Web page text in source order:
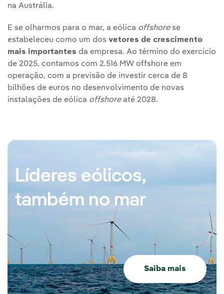
na Austrália.
E se olharmos para o mar, a eólica offshorese
estabeleceu como um dos vetores de crescimento
mais importantes da empresa. Ao término do exercício
de 2025, contamos com 2.516 MW offshore em
operação, com a previsão de investir cerca de 8
bilhões de euros no desenvolvimento de novas
instalações de eólica offshoreaté 2028.
Líderes eólicos,
também no mar
Saiba mais